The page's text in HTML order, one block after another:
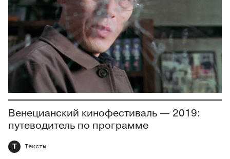
Венецианский кинофестиваль — 2019:
путеводитель по программе
Т Тексты